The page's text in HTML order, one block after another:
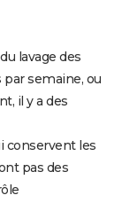
lavage des
par semaine, ou
il y a des
conservent les
pas des